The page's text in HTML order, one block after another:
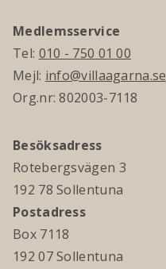
Medlemsservice
Tel: 010 - 750 01 00
Mejl: info@villaagarna.se
Org.nr: 802003-7118
Besöksadress
Rotebergsvägen 3
192 78 Sollentuna
Postadress
Box 7118
192 07 Sollentuna